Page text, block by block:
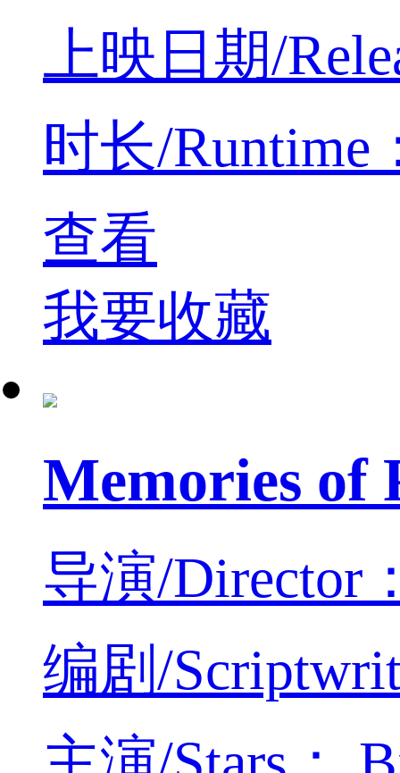
上映日期/
时长/Runtime
查看
我要收藏
Memories of
导演/Director
编剧/